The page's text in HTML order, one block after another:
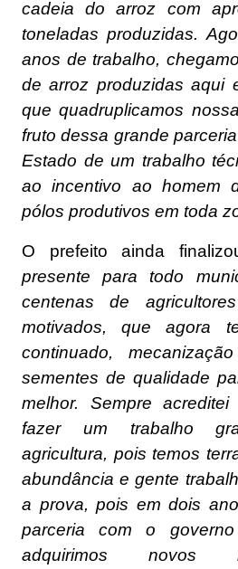
cadeia do arroz com
toneladas produzidas.
anos de trabalho,
de arroz produzidas aqui
que quadruplicamos
fruto dessa grande
Estado de um trabalho
ao incentivo ao homem
pólos produtivos em toda
O prefeito ainda
presente para todo
centenas de
motivados, que agora
continuado,
sementes de qualidade
melhor. Sempre
fazer um trabalho
agricultura, pois temos
abundância e gente
a prova, pois em dois
parceria com o
adquirimos novos